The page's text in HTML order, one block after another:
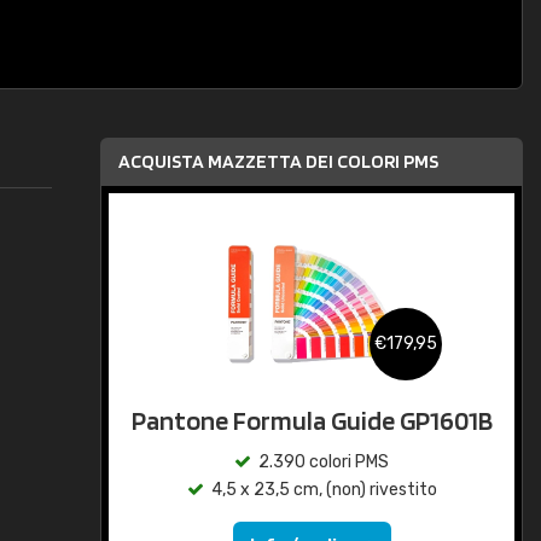
ACQUISTA MAZZETTA DEI COLORI PMS
€179,95
Pantone Formula Guide GP1601B
2.390 colori PMS
4,5 x 23,5 cm, (non) rivestito